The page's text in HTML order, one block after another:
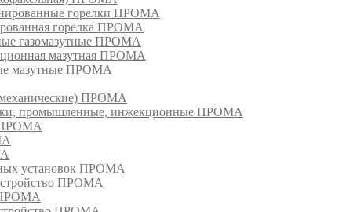
горелки ПРОМА
горелка ПРОМА
газомазутные ПРОМА
мазутная ПРОМА
мазутные ПРОМА
ПРОМА
промышленные, инжекционные ПРОМА
ПРОМА
установок ПРОМА
ПРОМА
ПРОМА